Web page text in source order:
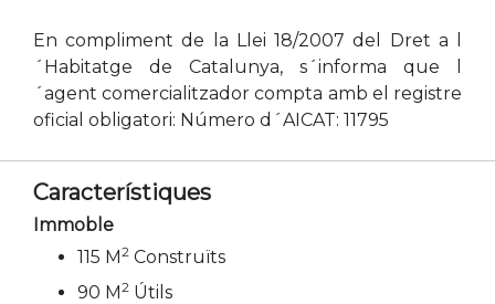
En compliment de la Llei 18/2007 del Dret a l
´Habitatge de Catalunya, s´informa que l
´agent comercialitzador compta amb el registre
oficial obligatori: Número d´AICAT: 11795
Característiques
Immoble
115 M2 Construïts
90 M2 Útils